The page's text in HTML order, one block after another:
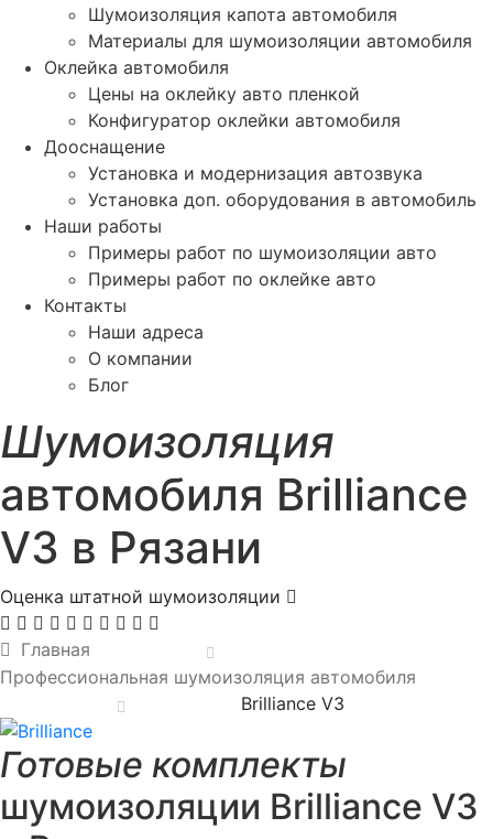
Шумоизоляция капота автомобиля
Материалы для шумоизоляции автомобиля
Оклейка автомобиля
Цены на оклейку авто пленкой
Конфигуратор оклейки автомобиля
Дооснащение
Установка и модернизация автозвука
Установка доп. оборудования в автомобиль
Наши работы
Примеры работ по шумоизоляции авто
Примеры работ по оклейке авто
Контакты
Наши адреса
О компании
Блог
Шумоизоляция
автомобиля Brilliance
V3 в Рязани
Оценка штатной шумоизоляции
Главная
Профессиональная шумоизоляция автомобиля
Brilliance V3
Готовые комплекты
шумоизоляции Brilliance V3